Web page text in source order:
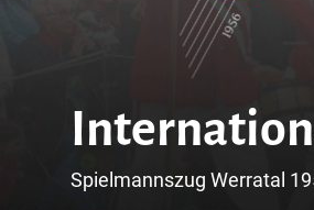
Spielmannszug Werratal